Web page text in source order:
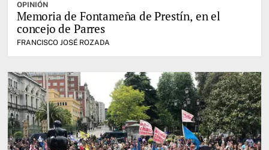
OPINIÓN
Memoria de Fontameña de Prestín, en el
concejo de Parres
FRANCISCO JOSÉ ROZADA